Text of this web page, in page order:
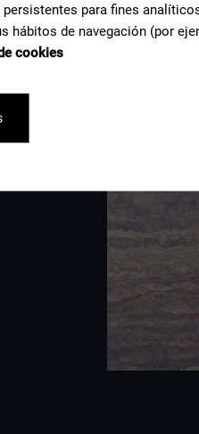
para fines
hábitos de navegación (por
cookies